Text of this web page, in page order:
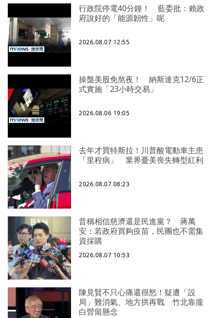
行政院停電40分鐘！ 藍委批：賴政
府說好的「能源韌性」呢
2026.08.07 12:55
操盤美股免熬夜！ 納斯達克12/6正
式實施「23小時交易」
2026.08.06 19:05
去年才買特斯拉！川普酸電動車主患
「里程病」 業界憂美喪失轉型紅利
2026.08.07 08:23
昔稱相信慈濟還是民進黨？ 蔣萬
安：若政府買夠疫苗，民團也不需集
資採購
2026.08.07 10:53
陳見賢不只心痛還很怒！疑遭「設
局」難消氣、地方拱再戰 竹北靠攏
白營留懸念